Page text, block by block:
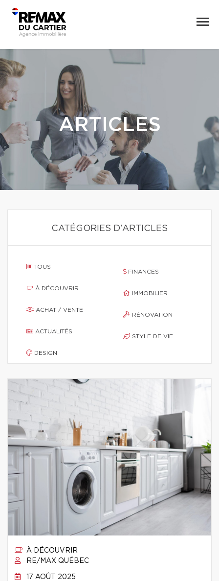
ARTICLES
CATÉGORIES D'ARTICLES
TOUS
À DÉCOUVRIR
ACHAT / VENTE
ACTUALITÉS
DESIGN
FINANCES
IMMOBILIER
RÉNOVATION
STYLE DE VIE
À DÉCOUVRIR
RE/MAX QUÉBEC
17 AOÛT 2025